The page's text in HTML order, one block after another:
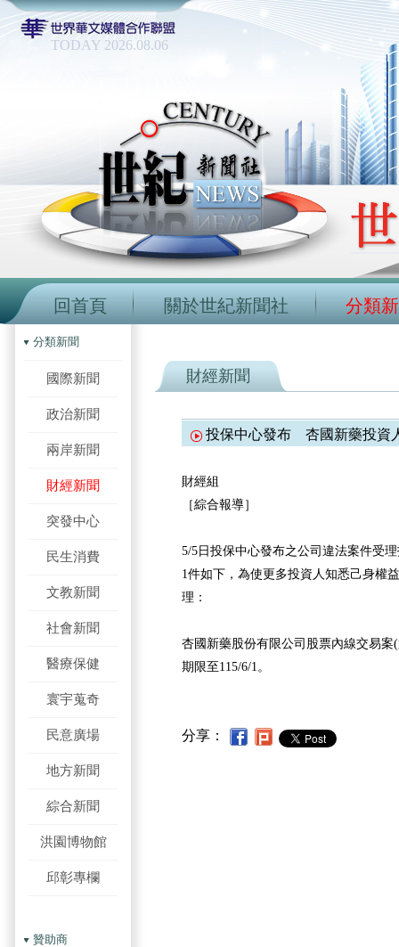
TODAY 2026.08.06
回首頁 關於世紀新聞社 分類
分類新聞
國際新聞
政治新聞
兩岸新聞
財經新聞
突發中心
民生消費
文教新聞
社會新聞
醫療保健
寰宇蒐奇
民意廣場
地方新聞
綜合新聞
洪園博物館
邱彰專欄
贊助商
財經新聞
投保中心發布 杏國新藥投資
財經組
［綜合報導］
5/5日投保中心發布之公司違法案件受
1件如下，為使更多投資人知悉己身權
理：
杏國新藥股份有限公司股票內線交易
期限至115/6/1。
分享：